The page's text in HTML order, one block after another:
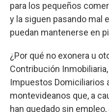
para los pequeños
y la siguen pasando mal
puedan mantenerse en
¿Por qué no exonera u
Contribución
Impuestos Domiciliarios
montevideanos que, a
han quedado sin